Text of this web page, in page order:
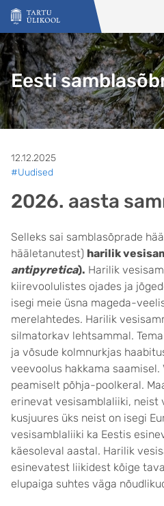
Liigu edasi põhisisu juurde
Eesti
12.12.2025
#Uudised
2026. aasta
Selleks sai samblasõprade
hääletanutest) harilik
antipyretica). Harilik
kiirevoolulistes ojades ja
isegi meie üsna mageda-
merelahtedes. Harilik
silmatorkav lehtsammal.
ja võsude kolmnurkjas
veevoolus hakkama saamisel.
peamiselt põhja-poolkeral.
erinevat vesisamblaliiki, neist
kusjuures üks neist on isegi
vesisamblaliiki ka Eestis
käesoleval aastal. Harilik
esinevatest liikidest kõige
elupaiga suhtes väga